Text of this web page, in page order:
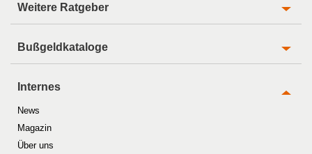
Weitere Ratgeber
Bußgeldkataloge
Internes
News
Magazin
Über uns